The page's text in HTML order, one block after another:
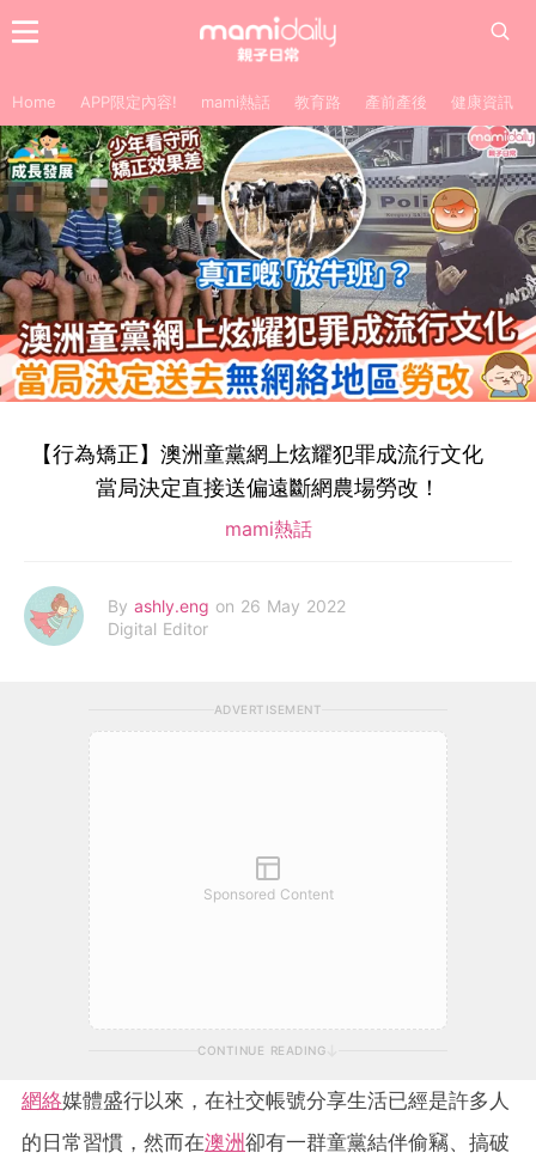
Home APP限定內容! mami熱話 教育路 產前產後 健康資訊
【行為矯正】澳洲童黨網上炫耀犯罪成流行文化
當局決定直接送偏遠斷網農場勞改！
mami熱話
By ashly.eng on 26 May 2022
Digital Editor
ADVERTISEMENT
Sponsored Content
CONTINUE READING
網絡媒體盛行以來，在社交帳號分享生活已經是許多人
的日常習慣，然而在澳洲卻有一群童黨結伴偷竊、搞破